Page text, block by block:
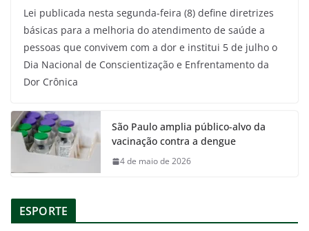
Lei publicada nesta segunda-feira (8) define diretrizes
básicas para a melhoria do atendimento de saúde a
pessoas que convivem com a dor e institui 5 de julho o
Dia Nacional de Conscientização e Enfrentamento da
Dor Crônica
São Paulo amplia público-alvo da
vacinação contra a dengue
4 de maio de 2026
ESPORTE